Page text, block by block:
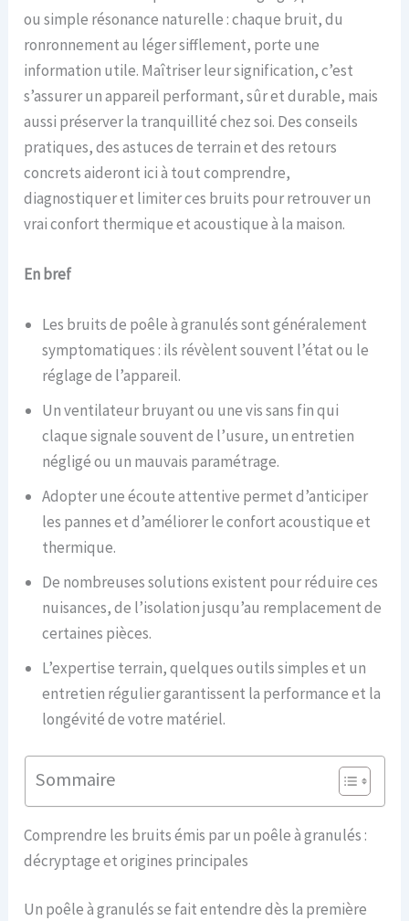
ou simple résonance naturelle : chaque bruit, du
ronronnement au léger sifflement, porte une
information utile. Maîtriser leur signification, c’est
s’assurer un appareil performant, sûr et durable, mais
aussi préserver la tranquillité chez soi. Des conseils
pratiques, des astuces de terrain et des retours
concrets aideront ici à tout comprendre,
diagnostiquer et limiter ces bruits pour retrouver un
vrai confort thermique et acoustique à la maison.
En bref
Les bruits de poêle à granulés sont généralement
symptomatiques : ils révèlent souvent l’état ou le
réglage de l’appareil.
Un ventilateur bruyant ou une vis sans fin qui
claque signale souvent de l’usure, un entretien
négligé ou un mauvais paramétrage.
Adopter une écoute attentive permet d’anticiper
les pannes et d’améliorer le confort acoustique et
thermique.
De nombreuses solutions existent pour réduire ces
nuisances, de l’isolation jusqu’au remplacement de
certaines pièces.
L’expertise terrain, quelques outils simples et un
entretien régulier garantissent la performance et la
longévité de votre matériel.
Sommaire
Comprendre les bruits émis par un poêle à granulés :
décryptage et origines principales
Un poêle à granulés se fait entendre dès la première